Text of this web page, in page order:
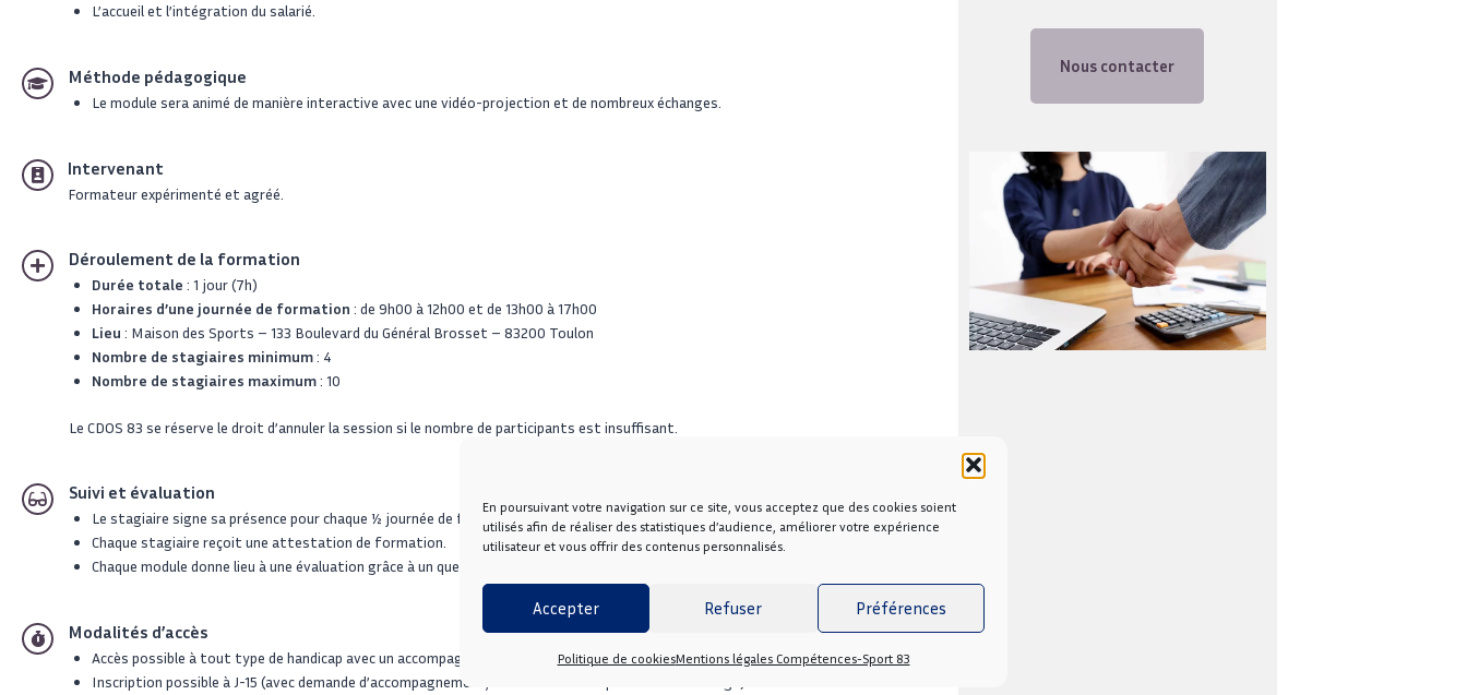
En poursuivant votre navigation sur ce site, vous acceptez que des cookies soient
utilisés afin de réaliser des statistiques d’audience, améliorer votre expérience
utilisateur et vous offrir des contenus personnalisés.
Accepter Refuser Préférences
Politique de cookiesMentions légales Compétences-Sport 83
L’accueil et l’intégration du salarié.
Méthode pédagogique
Le module sera animé de manière interactive avec une vidéo-projection et de nombreux échanges.
Intervenant
Formateur expérimenté et agréé.
Déroulement de la formation
Durée totale : 1 jour (7h)
Horaires d’une journée de formation : de 9h00 à 12h00 et de 13h00 à 17h00
Lieu : Maison des Sports – 133 Boulevard du Général Brosset – 83200 Toulon
Nombre de stagiaires minimum: 4
Nombre de stagiaires maximum: 10
Le CDOS 83 se réserve le droit d’annuler la session si le nombre de participants est insuffisant.
Suivi et évaluation
Le stagiaire signe sa présence pour chaque ½ journée de formation.
Chaque stagiaire reçoit une attestation de formation.
Chaque module donne lieu à une évaluation grâce à un questionnaire.
Modalités d’accès
Accès possible à tout type de handicap avec un accompagnement spécifique.
Inscription possible à J-15 (avec demande d’accompagnement, ce délai est susceptible d’être rallongé).
Nous contacter